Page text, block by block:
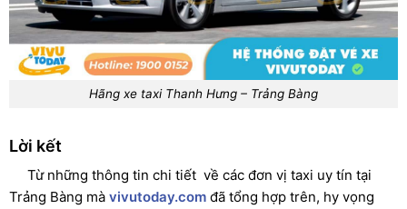
Hãng xe taxi Thanh Hưng – Trảng Bàng
Lời kết
Từ những thông tin chi tiết về các đơn vị taxi uy tín tại
Trảng Bàng mà vivutoday.com đã tổng hợp trên, hy vọng